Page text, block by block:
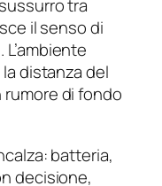
tra
il senso di
distanza del
di fondo
batteria,
decisione,